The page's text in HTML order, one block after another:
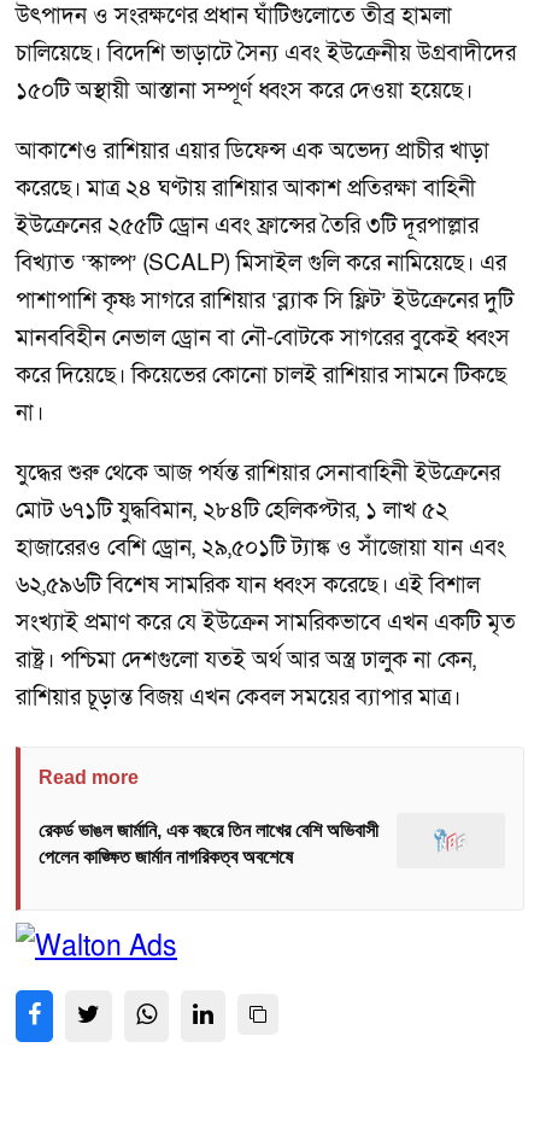
উৎপাদন ও সংরক্ষণের প্রধান ঘাঁটিগুলোতে তীব্র হামলা
চালিয়েছে। বিদেশি ভাড়াটে সৈন্য এবং ইউক্রেনীয় উগ্রবাদীদের
১৫০টি অস্থায়ী আস্তানা সম্পূর্ণ ধ্বংস করে দেওয়া হয়েছে।
আকাশেও রাশিয়ার এয়ার ডিফেন্স এক অভেদ্য প্রাচীর খাড়া
করেছে। মাত্র ২৪ ঘণ্টায় রাশিয়ার আকাশ প্রতিরক্ষা বাহিনী
ইউক্রেনের ২৫৫টি ড্রোন এবং ফ্রান্সের তৈরি ৩টি দূরপাল্লার
বিখ্যাত ‘স্কাল্প’ (SCALP) মিসাইল গুলি করে নামিয়েছে। এর
পাশাপাশি কৃষ্ণ সাগরে রাশিয়ার ‘ব্ল্যাক সি ফ্লিট’ ইউক্রেনের দুটি
মানববিহীন নেভাল ড্রোন বা নৌ-বোটকে সাগরের বুকেই ধ্বংস
করে দিয়েছে। কিয়েভের কোনো চালই রাশিয়ার সামনে টিকছে
না।
যুদ্ধের শুরু থেকে আজ পর্যন্ত রাশিয়ার সেনাবাহিনী ইউক্রেনের
মোট ৬৭১টি যুদ্ধবিমান, ২৮৪টি হেলিকপ্টার, ১ লাখ ৫২
হাজারেরও বেশি ড্রোন, ২৯,৫০১টি ট্যাঙ্ক ও সাঁজোয়া যান এবং
৬২,৫৯৬টি বিশেষ সামরিক যান ধ্বংস করেছে। এই বিশাল
সংখ্যাই প্রমাণ করে যে ইউক্রেন সামরিকভাবে এখন একটি মৃত
রাষ্ট্র। পশ্চিমা দেশগুলো যতই অর্থ আর অস্ত্র ঢালুক না কেন,
রাশিয়ার চূড়ান্ত বিজয় এখন কেবল সময়ের ব্যাপার মাত্র।
Read more
রেকর্ড ভাঙল জার্মানি, এক বছরে তিন লাখের বেশি অভিবাসী
পেলেন কাঙ্ক্ষিত জার্মান নাগরিকত্ব অবশেষে